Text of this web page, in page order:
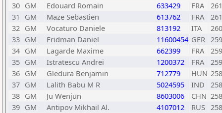
30 GM Edouard Romain 633429 FRA
31
GM Maze Sebastien 613762 FRA
32 GM Vocaturo Daniele 813192 ITA
33 GM Fridman Daniel 11600454 GER
34 GM Lagarde Maxime 662399 FRA
35 GM Istratescu Andrei 1200372 FRA
36 GM Gledura Benjamin 712779 HUN
37 GM Lalith Babu M R 5024595 IND
38 GM Ju Wenjun 8603006 CHN
39 GM Antipov Mikhail Al. 4107012 RUS